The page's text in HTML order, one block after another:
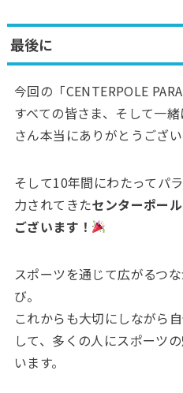
最後に
今回の「CENTERPOLE
すべての皆さま、そして一
さん本当にありがとうござい
そして10年間にわたってパ
力されてきたセンターポー
ございます！
スポーツを通じて広がるつ
び。
これからも大切にしながら
して、多くの人にスポーツ
います。